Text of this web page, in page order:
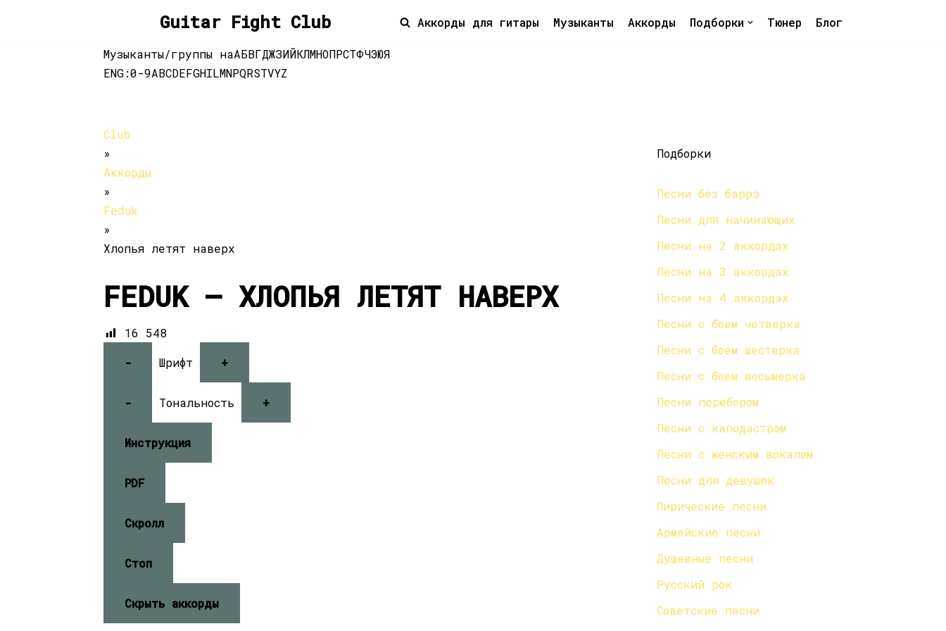
Guitar Fight Club Аккорды для гитары Музыканты Аккорды Подборки Тюнер Блог
Музыканты/группы наАБВГДЖЗИЙКЛМНОПРСТФЧЭЮЯ
ENG:0-9ABCDEFGHILMNPQRSTVYZ
Club
»
Аккорды
»
Feduk
»
Хлопья летят наверх
FEDUK — ХЛОПЬЯ ЛЕТЯТ НАВЕРХ
16 548
-
Шрифт +
- Тональность +
Инструкция
PDF
Скролл
Стоп
Скрыть аккорды
Подборки
Песни без баррэ
Песни для начинающих
Песни на 2 аккордах
Песни на 3 аккордах
Песни на 4 аккордах
Песни с боем четверка
Песни с боем шестерка
Песни с боем восьмерка
Песни перебором
Песни с каподастром
Песни с женским вокалом
Песни для девушек
Лирические песни
Армейские песни
Душевные песни
Русский рок
Советские песни